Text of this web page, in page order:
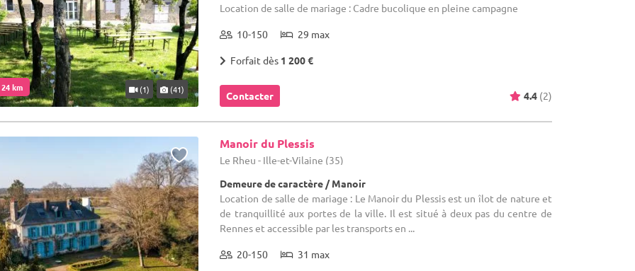
km (1) (41)
Location de salle de mariage : Cadre bucolique en pleine campagne
10-150 29 max
Forfait dès 1 200 €
Contacter 4.4 (2)
Manoir du Plessis
Le Rheu - Ille-et-Vilaine (35)
Demeure de caractère / Manoir
Location de salle de mariage : Le Manoir du Plessis est un îlot de nature et
de tranquillité aux portes de la ville. Il est situé à deux pas du centre de
Rennes et accessible par les transports en ...
20-150 31 max